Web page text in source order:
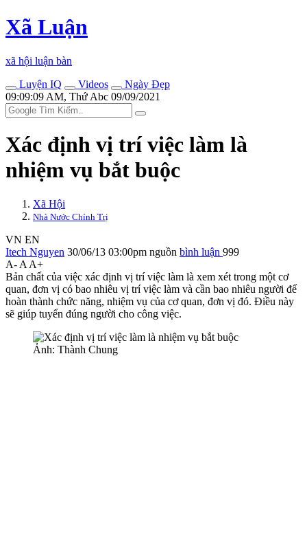
Xã Luận
xã hội luận bàn
Luyện IQ
Videos
Ngày Đẹp
09:09:09 AM, Thứ Abc 09/09/2021
Xác định vị trí việc làm là
nhiệm vụ bắt buộc
Xã Hội
Nhà Nước Chính Trị
VN EN
Itech Nguyen 30/06/13 03:00pm nguồn bình luận 999
A- A A+
Bản chất của việc xác định vị trí việc làm là xem xét trong một cơ
quan, đơn vị có bao nhiêu vị trí việc làm và cần bao nhiêu người để
hoàn thành chức năng, nhiệm vụ của cơ quan, đơn vị đó. Điều này
sẽ giúp tuyển đúng người cho công việc.
Ảnh: Thành Chung